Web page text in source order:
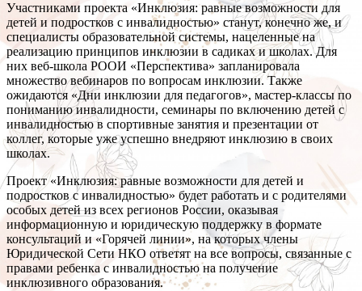
Участниками проекта «Инклюзия: равные возможности для
детей и подростков с инвалидностью» станут, конечно же, и
специалисты образовательной системы, нацеленные на
реализацию принципов инклюзии в садиках и школах. Для
них веб-школа РООИ «Перспектива» запланировала
множество вебинаров по вопросам инклюзии. Также
ожидаются «Дни инклюзии для педагогов», мастер-классы по
пониманию инвалидности, семинары по включению детей с
инвалидностью в спортивные занятия и презентации от
коллег, которые уже успешно внедряют инклюзию в своих
школах.
Проект «Инклюзия: равные возможности для детей и
подростков с инвалидностью» будет работать и с родителями
особых детей из всех регионов России, оказывая
информационную и юридическую поддержку в формате
консультаций и «Горячей линии», на которых члены
Юридической Сети НКО ответят на все вопросы, связанные с
правами ребенка с инвалидностью на получение
инклюзивного образования.